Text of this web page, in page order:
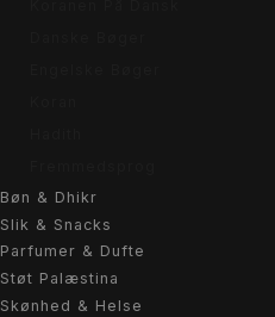
Bøn & Dhikr
Slik & Snacks
Parfumer & Dufte
Støt Palæstina
Skønhed & Helse